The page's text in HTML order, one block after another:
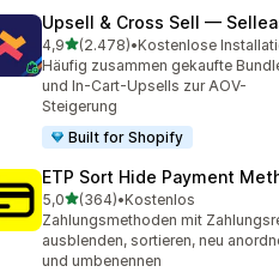
Upsell & Cross Sell —
4,9von 5 Sternen
(2.478)
2478 Rezensionen insgesamt
•Kostenlose
Häufig zusammen gekaufte
und In-Cart-Upsells zur AOV-
Steigerung
Built for Shopify
ETP Sort Hide Payment
5,0von 5 Sternen
(364)
364 Rezensionen insgesamt
•Kostenlos
Zahlungsmethoden mit
ausblenden, sortieren, neu
und umbenennen